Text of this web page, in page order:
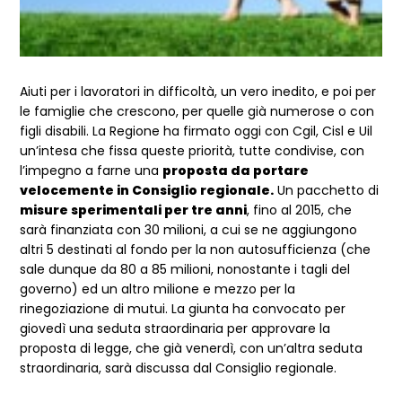
Aiuti per i lavoratori in difficoltà, un vero inedito, e poi per
le famiglie che crescono, per quelle già numerose o con
figli disabili. La Regione ha firmato oggi con Cgil, Cisl e Uil
un’intesa che fissa queste priorità, tutte condivise, con
l’impegno a farne una proposta da portare
velocemente in Consiglio regionale. Un pacchetto di
misure sperimentali per tre anni, fino al 2015, che
sarà finanziata con 30 milioni, a cui se ne aggiungono
altri 5 destinati al fondo per la non autosufficienza (che
sale dunque da 80 a 85 milioni, nonostante i tagli del
governo) ed un altro milione e mezzo per la
rinegoziazione di mutui. La giunta ha convocato per
giovedì una seduta straordinaria per approvare la
proposta di legge, che già venerdì, con un’altra seduta
straordinaria, sarà discussa dal Consiglio regionale.